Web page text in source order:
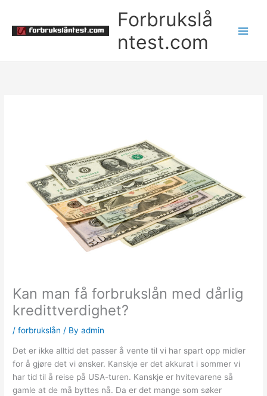
content
Forbrukslå
ntest.com
Kan man få forbrukslån med dårlig
kredittverdighet?
/forbrukslån / Byadmin
Det er ikke alltid det passer å vente til vi har spart opp midler
for å gjøre det vi ønsker. Kanskje er det akkurat i sommer vi
har tid til å reise på USA-turen. Kanskje er hvitevarene så
gamle at de må byttes nå. Da er det mange som søker